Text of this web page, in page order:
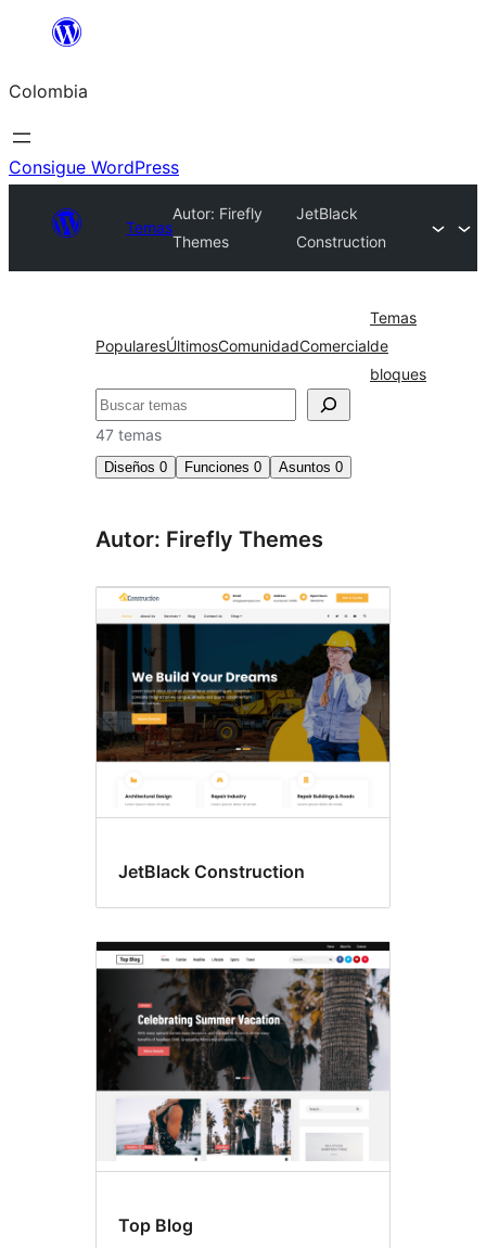
Saltar
contenido
Colombia
Consigue WordPress
Temas
Autor: Firefly
Themes
JetBlack
Construction
PopularesÚltimosComunidadComercial
Temas
de
bloques
Buscar
47 temas
Diseños 0 Funciones 0 Asuntos 0
Autor: Firefly Themes
JetBlack Construction
Top Blog